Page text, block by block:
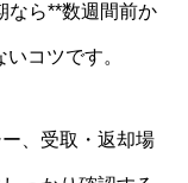
なら**数週間前か
コツです。
、受取・返却場